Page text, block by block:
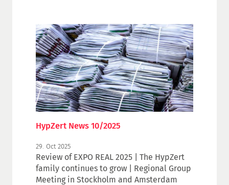
HypZert News 10/2025
29. Oct 2025
Review of EXPO REAL 2025 | The HypZert
family continues to grow | Regional Group
Meeting in Stockholm and Amsterdam